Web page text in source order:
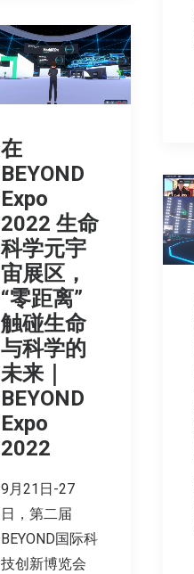
在
BEYOND
Expo
2022 生命
科学元宇
宙展区，
“零距离”
触碰生命
与科学的
未来｜
BEYOND
Expo
2022
9月21日-27
日，第二届
BEYOND国际科
技创新博览会